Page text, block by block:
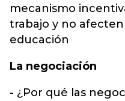
mecanismo
trabajo y no
educación
La negociación
- ¿Por qué las